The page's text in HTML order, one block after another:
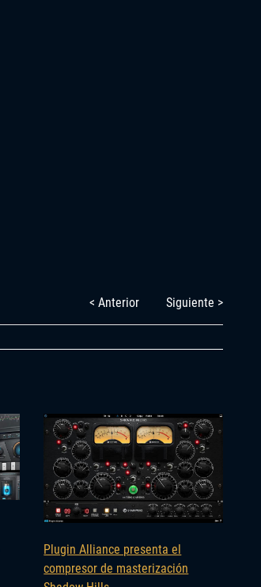
< Anterior Siguiente >
Plugin Alliance presenta el
compresor de masterización